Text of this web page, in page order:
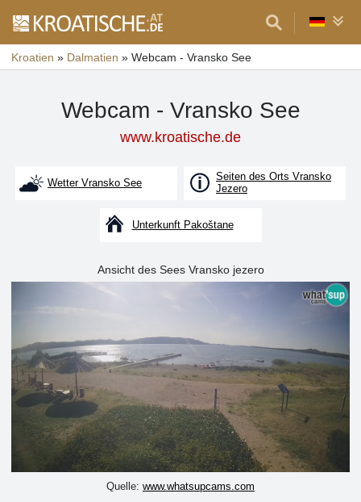
Kroatien » Dalmatien » Webcam - Vransko See
Webcam - Vransko See
www.kroatische.de
Wetter Vransko See
Seiten des Orts Vransko
Jezero
Unterkunft Pakoštane
Ansicht des Sees Vransko jezero
Quelle: www.whatsupcams.com